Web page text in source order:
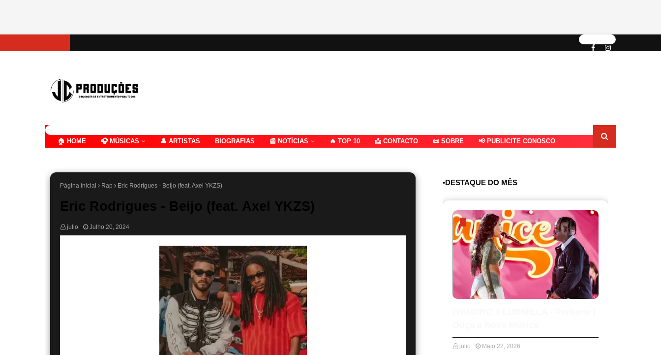
🏠 HOME 🎧 MÚSICAS 👤 ARTISTAS BIOGRAFIAS 📰 NOTÍCIAS 🔥 TOP 10 📩 CONTACTO 📜 SOBRE 📢 PUBLICITE CONOSCO
Página inicial Rap Eric Rodrigues - Beijo (feat. Axel YKZS)
Eric Rodrigues - Beijo (feat. Axel YKZS)
julio Julho 20, 2024
•DESTAQUE DO MÊS
julio
Maio 22, 2026